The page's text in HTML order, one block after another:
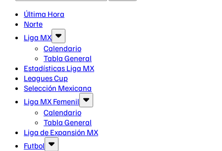
Última Hora
Norte
Liga MX
Calendario
Tabla General
Estadísticas Liga MX
Leagues Cup
Selección Mexicana
Liga MX Femenil
Calendario
Tabla General
Liga de Expansión MX
Futbol